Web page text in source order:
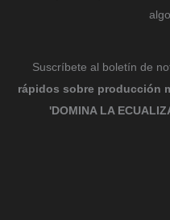
Suscríbete al boletín de
rápidos sobre producción
'DOMINA LA